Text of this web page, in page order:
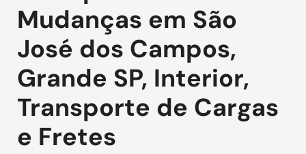
Mudanças em São
José dos Campos,
Grande SP, Interior,
Transporte de Cargas
e Fretes